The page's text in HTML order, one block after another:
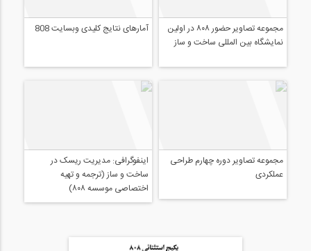
اینفوگرافی: مدیریت ریسک در